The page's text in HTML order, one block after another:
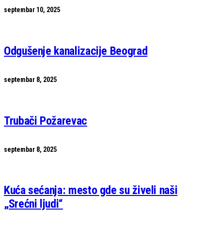
septembar 10, 2025
Odgušenje kanalizacije Beograd
septembar 8, 2025
Trubači Požarevac
septembar 8, 2025
Kuća sećanja: mesto gde su živeli naši
„Srećni ljudi“